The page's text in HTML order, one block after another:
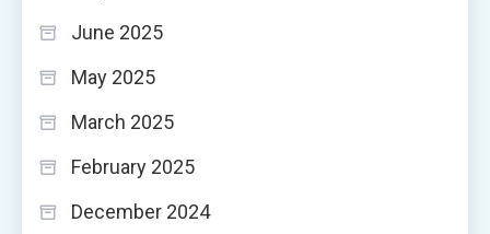
June 2025
May 2025
March 2025
February 2025
December 2024